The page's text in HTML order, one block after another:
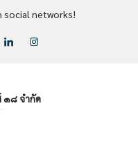
social networks!
๘ จำกัด